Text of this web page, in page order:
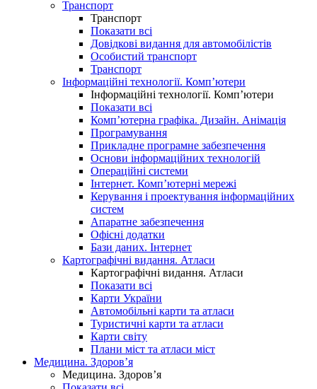
Транспорт
Транспорт
Показати всі
Довідкові видання для автомобілістів
Особистий транспорт
Транспорт
Інформаційні технології. Комп’ютери
Інформаційні технології. Комп’ютери
Показати всі
Комп’ютерна графіка. Дизайн. Анімація
Програмування
Прикладне програмне забезпечення
Основи інформаційних технологій
Операційні системи
Інтернет. Комп’ютерні мережі
Керування і проектування інформаційних
систем
Апаратне забезпечення
Офісні додатки
Бази даних. Інтернет
Картографічні видання. Атласи
Картографічні видання. Атласи
Показати всі
Карти України
Автомобільні карти та атласи
Туристичні карти та атласи
Карти світу
Плани міст та атласи міст
Медицина. Здоров’я
Медицина. Здоров’я